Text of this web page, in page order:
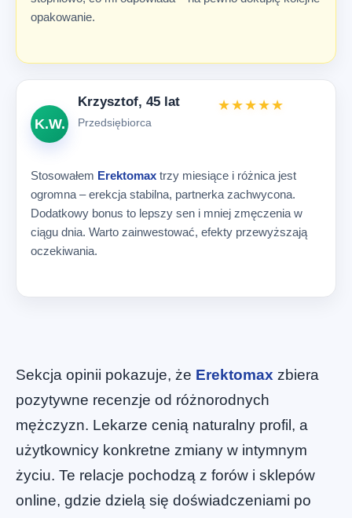
opakowanie.
K.W.
Krzysztof, 45 lat
Przedsiębiorca
★★★★★
Stosowałem Erektomax trzy miesiące i różnica jest
ogromna – erekcja stabilna, partnerka zachwycona.
Dodatkowy bonus to lepszy sen i mniej zmęczenia w
ciągu dnia. Warto zainwestować, efekty przewyższają
oczekiwania.
Sekcja opinii pokazuje, że Erektomax zbiera
pozytywne recenzje od różnorodnych
mężczyzn. Lekarze cenią naturalny profil, a
użytkownicy konkretne zmiany w intymnym
życiu. Te relacje pochodzą z forów i sklepów
online, gdzie dzielą się doświadczeniami po